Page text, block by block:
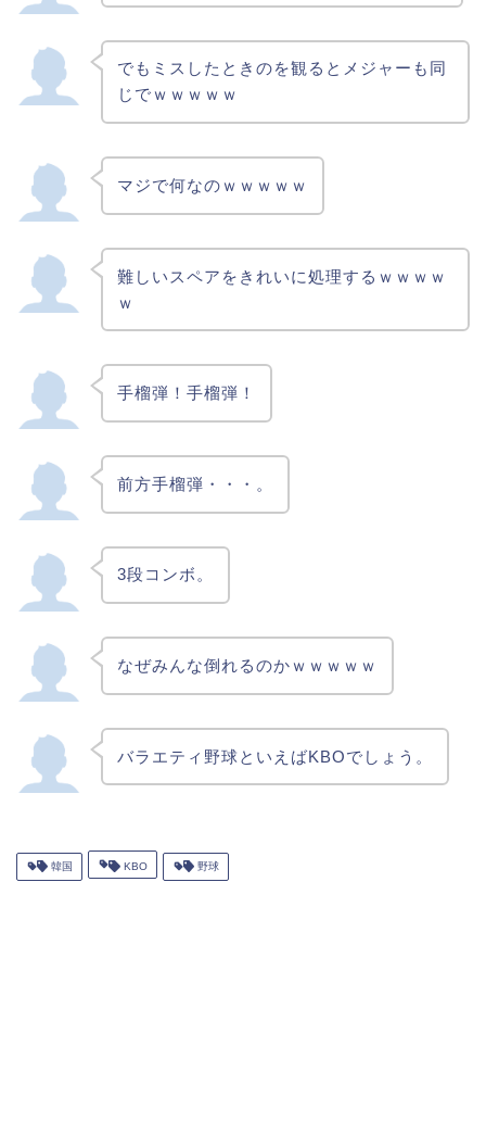
でもミスしたときのを観るとメジャーも同
じでｗｗｗｗｗ
マジで何なのｗｗｗｗｗ
難しいスペアをきれいに処理するｗｗｗｗ
ｗ
手榴弾！手榴弾！
前方手榴弾・・・。
3段コンボ。
なぜみんな倒れるのかｗｗｗｗｗ
バラエティ野球といえばKBOでしょう。
韓国 KBO 野球